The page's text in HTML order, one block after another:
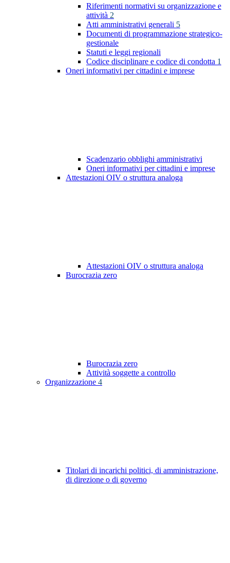
Riferimenti normativi su organizzazione e
attività 2
Atti amministrativi generali 5
Documenti di programmazione strategico-
gestionale
Statuti e leggi regionali
Codice disciplinare e codice di condotta 1
Oneri informativi per cittadini e imprese
Scadenzario obblighi amministrativi
Oneri informativi per cittadini e imprese
Attestazioni OIV o struttura analoga
Attestazioni OIV o struttura analoga
Burocrazia zero
Burocrazia zero
Attività soggette a controllo
Organizzazione 4
Titolari di incarichi politici, di amministrazione,
di direzione o di governo